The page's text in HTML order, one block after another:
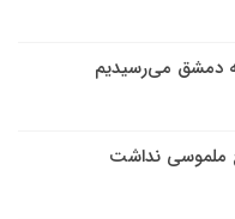
دمشق می‌رسیدیم
ملموسی نداشت